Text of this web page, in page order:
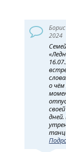
2024
о
дней.